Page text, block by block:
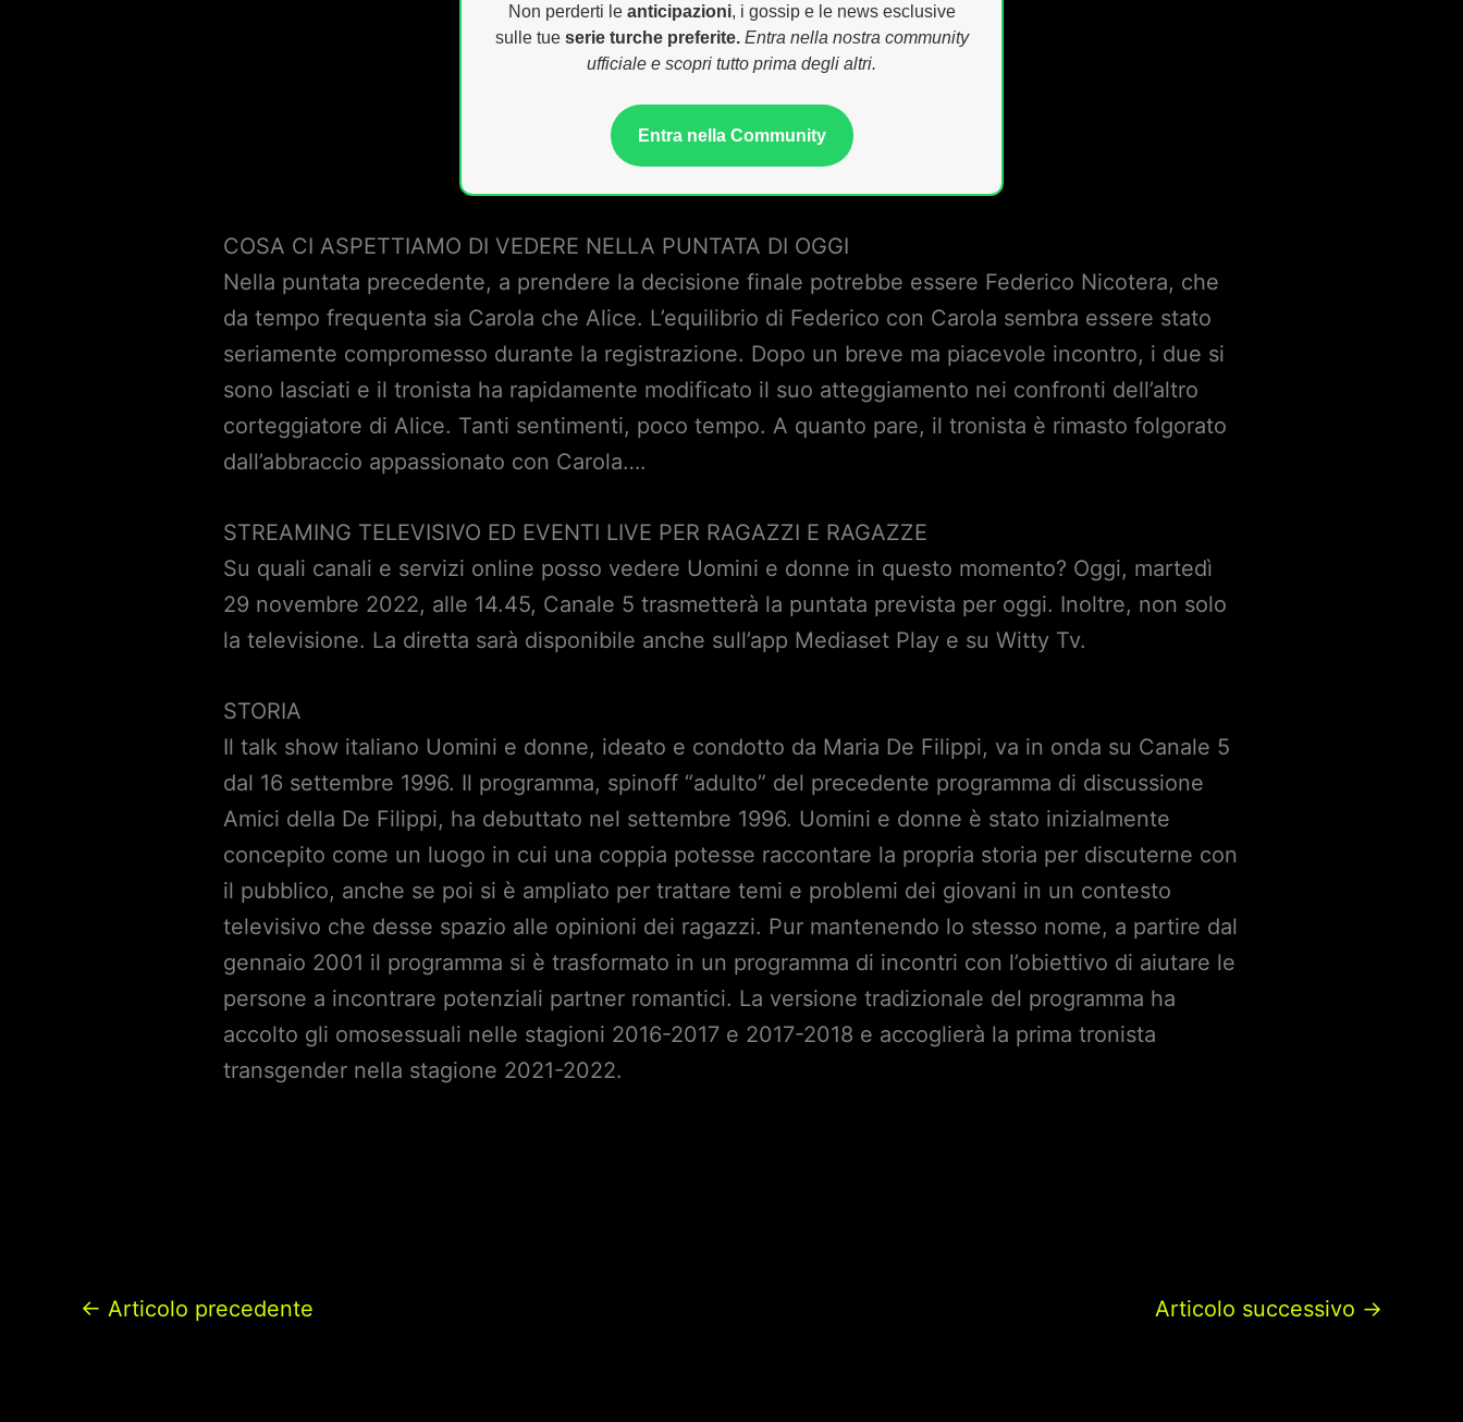
Non perderti le anticipazioni, i gossip e le news esclusive
sulle tue serie turche preferite. Entra nella nostra community
ufficiale e scopri tutto prima degli altri.
Entra nella Community
COSA CI ASPETTIAMO DI VEDERE NELLA PUNTATA DI OGGI
Nella puntata precedente, a prendere la decisione finale potrebbe essere Federico Nicotera, che
da tempo frequenta sia Carola che Alice. L’equilibrio di Federico con Carola sembra essere stato
seriamente compromesso durante la registrazione. Dopo un breve ma piacevole incontro, i due si
sono lasciati e il tronista ha rapidamente modificato il suo atteggiamento nei confronti dell’altro
corteggiatore di Alice. Tanti sentimenti, poco tempo. A quanto pare, il tronista è rimasto folgorato
dall’abbraccio appassionato con Carola….
STREAMING TELEVISIVO ED EVENTI LIVE PER RAGAZZI E RAGAZZE
Su quali canali e servizi online posso vedere Uomini e donne in questo momento? Oggi, martedì
29 novembre 2022, alle 14.45, Canale 5 trasmetterà la puntata prevista per oggi. Inoltre, non solo
la televisione. La diretta sarà disponibile anche sull’app Mediaset Play e su Witty Tv.
STORIA
Il talk show italiano Uomini e donne, ideato e condotto da Maria De Filippi, va in onda su Canale 5
dal 16 settembre 1996. Il programma, spinoff “adulto” del precedente programma di discussione
Amici della De Filippi, ha debuttato nel settembre 1996. Uomini e donne è stato inizialmente
concepito come un luogo in cui una coppia potesse raccontare la propria storia per discuterne con
il pubblico, anche se poi si è ampliato per trattare temi e problemi dei giovani in un contesto
televisivo che desse spazio alle opinioni dei ragazzi. Pur mantenendo lo stesso nome, a partire dal
gennaio 2001 il programma si è trasformato in un programma di incontri con l’obiettivo di aiutare le
persone a incontrare potenziali partner romantici. La versione tradizionale del programma ha
accolto gli omosessuali nelle stagioni 2016-2017 e 2017-2018 e accoglierà la prima tronista
transgender nella stagione 2021-2022.
← Articolo precedente Articolo successivo →